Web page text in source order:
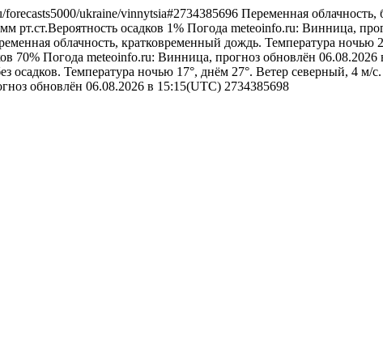
forecasts5000/ukraine/vinnytsia#2734385696 Переменная облачность,
рт.ст.Вероятность осадков 1% Погода meteoinfo.ru: Винница,
облачность, кратковременный дождь. Температура ночью
70% Погода meteoinfo.ru: Винница, прогноз обновлён 06.08.2026
осадков. Температура ночью 17°, днём 27°. Ветер северный, 4 м/
обновлён 06.08.2026 в 15:15(UTC) 2734385698